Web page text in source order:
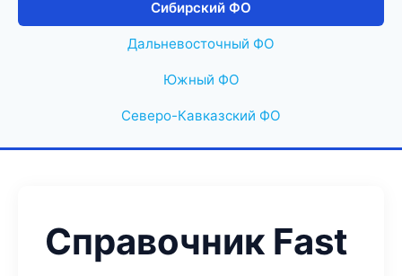
Сибирский ФО
Дальневосточный ФО
Южный ФО
Северо-Кавказский ФО
Справочник Fast